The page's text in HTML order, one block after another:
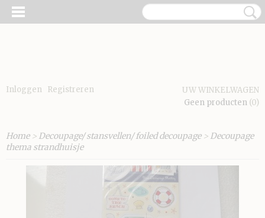
Inloggen Registreren
UW WINKELWAGEN
Geen producten (0)
Home> Decoupage/ stansvellen/ foiled decoupage> Decoupage
thema strandhuisje